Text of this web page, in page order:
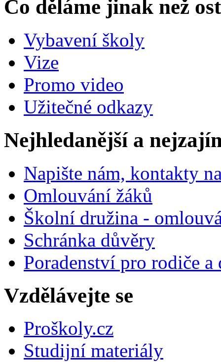
Co děláme jinak než
Vybavení školy
Vize
Promo video
Užitečné odkazy
Nejhledanější a
Napište nám, kontakty
Omlouvání žáků
Školní družina -
Schránka důvěry
Poradenství pro rodiče
Vzdělávejte se
Proškoly.cz
Studijní materiály